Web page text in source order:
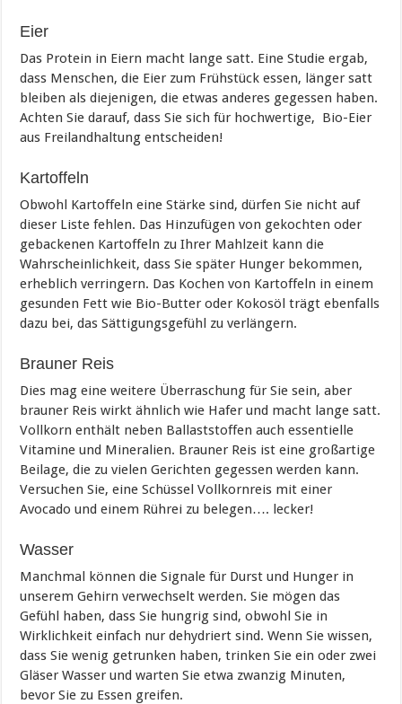
Eier
Das Protein in Eiern macht lange satt. Eine Studie ergab,
dass Menschen, die Eier zum Frühstück essen, länger satt
bleiben als diejenigen, die etwas anderes gegessen haben.
Achten Sie darauf, dass Sie sich für hochwertige, Bio-Eier
aus Freilandhaltung entscheiden!
Kartoffeln
Obwohl Kartoffeln eine Stärke sind, dürfen Sie nicht auf
dieser Liste fehlen. Das Hinzufügen von gekochten oder
gebackenen Kartoffeln zu Ihrer Mahlzeit kann die
Wahrscheinlichkeit, dass Sie später Hunger bekommen,
erheblich verringern. Das Kochen von Kartoffeln in einem
gesunden Fett wie Bio-Butter oder Kokosöl trägt ebenfalls
dazu bei, das Sättigungsgefühl zu verlängern.
Brauner Reis
Dies mag eine weitere Überraschung für Sie sein, aber
brauner Reis wirkt ähnlich wie Hafer und macht lange satt.
Vollkorn enthält neben Ballaststoffen auch essentielle
Vitamine und Mineralien. Brauner Reis ist eine großartige
Beilage, die zu vielen Gerichten gegessen werden kann.
Versuchen Sie, eine Schüssel Vollkornreis mit einer
Avocado und einem Rührei zu belegen…. lecker!
Wasser
Manchmal können die Signale für Durst und Hunger in
unserem Gehirn verwechselt werden. Sie mögen das
Gefühl haben, dass Sie hungrig sind, obwohl Sie in
Wirklichkeit einfach nur dehydriert sind. Wenn Sie wissen,
dass Sie wenig getrunken haben, trinken Sie ein oder zwei
Gläser Wasser und warten Sie etwa zwanzig Minuten,
bevor Sie zu Essen greifen.